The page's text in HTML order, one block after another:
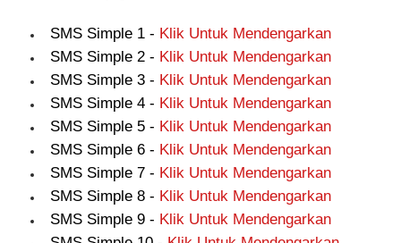
SMS Simple 1 - Klik Untuk Mendengarkan
SMS Simple 2 - Klik Untuk Mendengarkan
SMS Simple 3 - Klik Untuk Mendengarkan
SMS Simple 4 - Klik Untuk Mendengarkan
SMS Simple 5 - Klik Untuk Mendengarkan
SMS Simple 6 - Klik Untuk Mendengarkan
SMS Simple 7 - Klik Untuk Mendengarkan
SMS Simple 8 - Klik Untuk Mendengarkan
SMS Simple 9 - Klik Untuk Mendengarkan